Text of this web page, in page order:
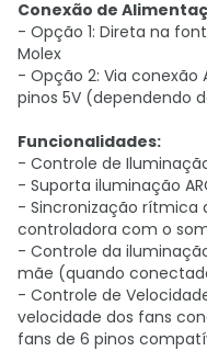
Conexão de
- Opção 1: Direta na
Molex
- Opção 2: Via conexão
pinos 5V (dependendo
Funcionalidades:
- Controle de
- Suporta iluminação
- Sincronização rítmica
controladora com o
- Controle da
mãe (quando
- Controle de
velocidade dos fans
fans de 6 pinos